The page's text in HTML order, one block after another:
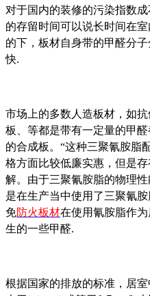
对于国内的装修的污染指数成
的存留时间可以说长时间在室内
的下，板材自身带的甲醛
快.
市场上的多数人造板材，如抗
板、等都是带有一定量的
的合成板。 “这种三聚氰胺脂配
格方面比较低廉实惠，但是
解。由于三聚氰胺脂的物理
是在生产当中使用了三聚氰胺
免防火板材在使用氰胺脂作
生的一些甲醛.
根据国家的排放的标准，